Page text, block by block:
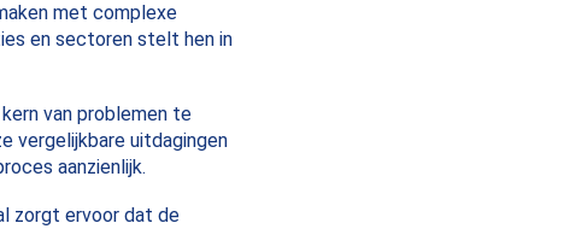
met complexe
en sectoren stelt hen in
van problemen te
vergelijkbare uitdagingen
aanzienlijk.
zorgt ervoor dat de